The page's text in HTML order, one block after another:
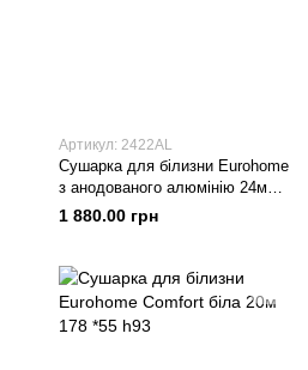
Артикул: 2422AL
Сушарка для білизни Eurohome
з анодованого алюмінію 24м
177 *55 h93
1 880.00 грн